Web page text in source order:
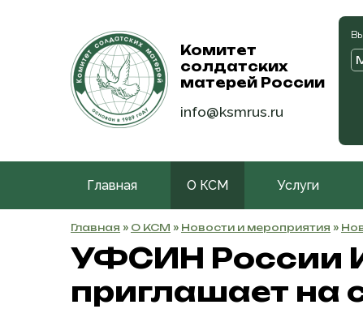
Комитет
солдатских
матерей России
info@ksmrus.ru
Главная О КСМ Услуги
Главная » О КСМ » Новости и мероприятия »
УФСИН России
приглашает на